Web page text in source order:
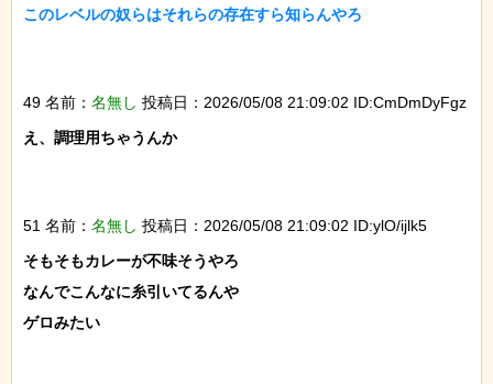
このレベルの奴らはそれらの存在すら知らんやろ
49 名前： 名無し 投稿日：2026/05/08 21:09:02 ID:CmDmDyFgz
え、調理用ちゃうんか
51 名前： 名無し 投稿日：2026/05/08 21:09:02 ID:ylO/ijlk5
そもそもカレーが不味そうやろ
なんでこんなに糸引いてるんや
ゲロみたい